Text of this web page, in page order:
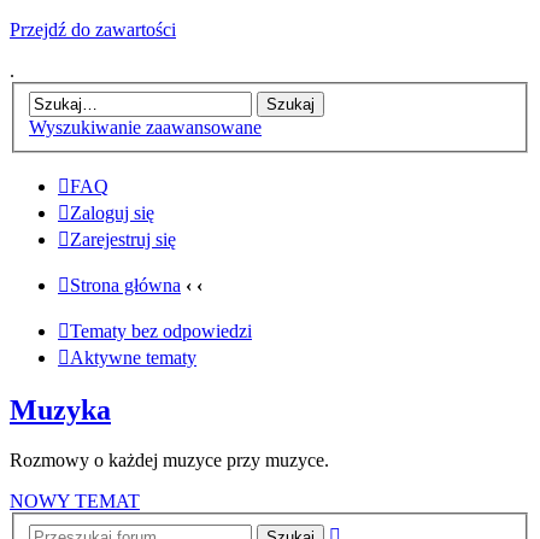
Przejdź do zawartości
.
Wyszukiwanie zaawansowane
FAQ
Zaloguj się
Zarejestruj się
Strona główna ‹ ‹
Tematy bez odpowiedzi
Aktywne tematy
Muzyka
Rozmowy o każdej muzyce przy muzyce.
NOWY TEMAT